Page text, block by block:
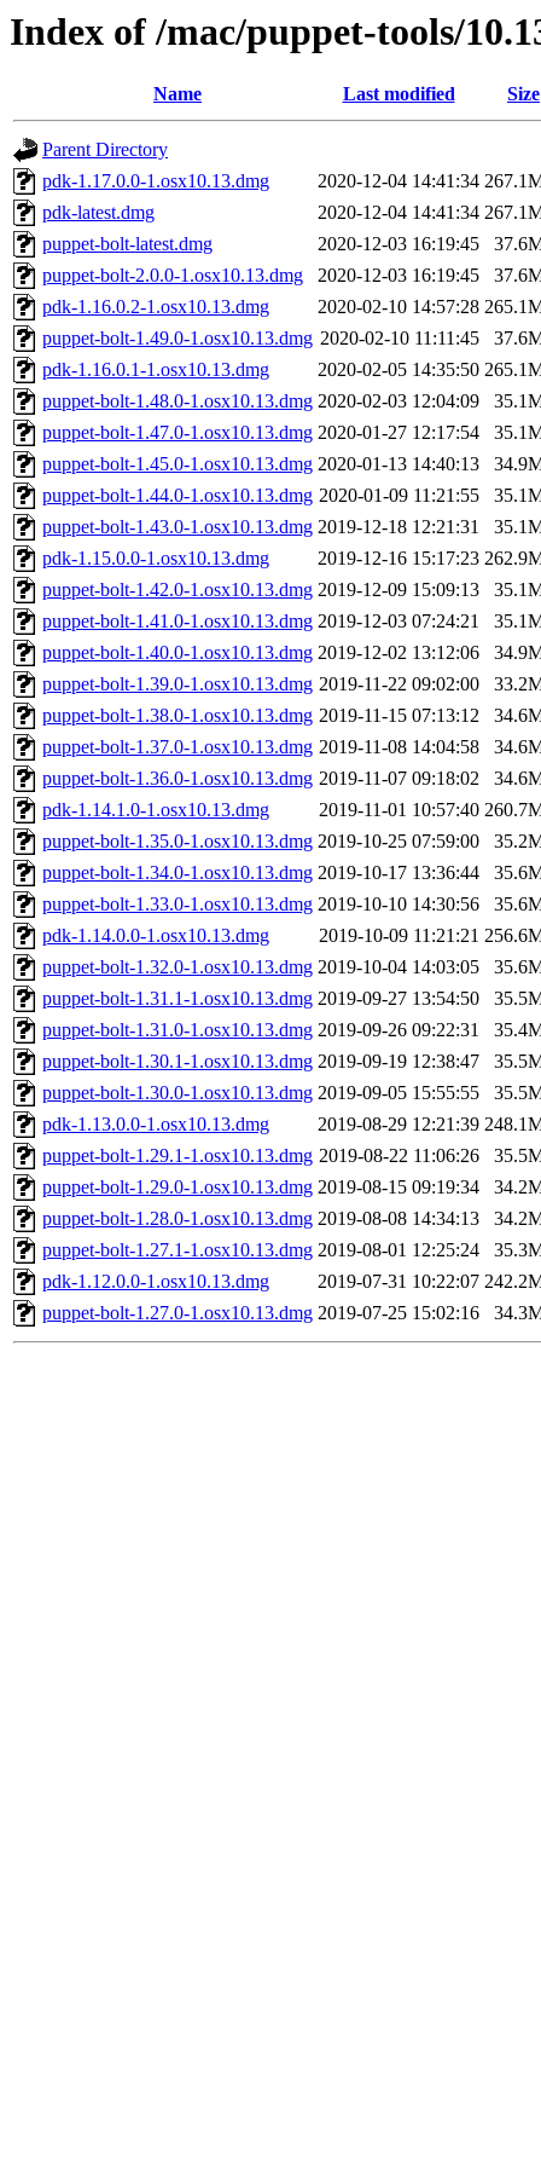
Index of /mac/puppet-tools/
Name Last modified Size
Parent Directory
pdk-1.17.0.0-1.osx10.13.dmg
2020-12-04 14:41:34
pdk-latest.dmg
2020-12-04 14:41:34
puppet-bolt-latest.dmg
2020-12-03 16:19:45
puppet-bolt-2.0.0-1.osx10.13.dmg
2020-12-03 16:19:45
pdk-1.16.0.2-1.osx10.13.dmg
2020-02-10 14:57:28
puppet-bolt-1.49.0-1.osx10.13.dmg 2020-02-10 11:11:45
pdk-1.16.0.1-1.osx10.13.dmg
2020-02-05 14:35:50
puppet-bolt-1.48.0-1.osx10.13.dmg 2020-02-03 12:04:09
puppet-bolt-1.47.0-1.osx10.13.dmg 2020-01-27 12:17:54
puppet-bolt-1.45.0-1.osx10.13.dmg 2020-01-13 14:40:13
puppet-bolt-1.44.0-1.osx10.13.dmg 2020-01-09 11:21:55
puppet-bolt-1.43.0-1.osx10.13.dmg 2019-12-18 12:21:31
pdk-1.15.0.0-1.osx10.13.dmg
2019-12-16 15:17:23
puppet-bolt-1.42.0-1.osx10.13.dmg 2019-12-09 15:09:13
puppet-bolt-1.41.0-1.osx10.13.dmg 2019-12-03 07:24:21
puppet-bolt-1.40.0-1.osx10.13.dmg 2019-12-02 13:12:06
puppet-bolt-1.39.0-1.osx10.13.dmg 2019-11-22 09:02:00
puppet-bolt-1.38.0-1.osx10.13.dmg 2019-11-15 07:13:12
puppet-bolt-1.37.0-1.osx10.13.dmg 2019-11-08 14:04:58
puppet-bolt-1.36.0-1.osx10.13.dmg 2019-11-07 09:18:02
pdk-1.14.1.0-1.osx10.13.dmg
2019-11-01 10:57:40
puppet-bolt-1.35.0-1.osx10.13.dmg 2019-10-25 07:59:00
puppet-bolt-1.34.0-1.osx10.13.dmg 2019-10-17 13:36:44
puppet-bolt-1.33.0-1.osx10.13.dmg 2019-10-10 14:30:56
pdk-1.14.0.0-1.osx10.13.dmg
2019-10-09 11:21:21
puppet-bolt-1.32.0-1.osx10.13.dmg 2019-10-04 14:03:05
puppet-bolt-1.31.1-1.osx10.13.dmg 2019-09-27 13:54:50
puppet-bolt-1.31.0-1.osx10.13.dmg 2019-09-26 09:22:31
puppet-bolt-1.30.1-1.osx10.13.dmg 2019-09-19 12:38:47
puppet-bolt-1.30.0-1.osx10.13.dmg 2019-09-05 15:55:55
pdk-1.13.0.0-1.osx10.13.dmg
2019-08-29 12:21:39
puppet-bolt-1.29.1-1.osx10.13.dmg 2019-08-22 11:06:26
puppet-bolt-1.29.0-1.osx10.13.dmg 2019-08-15 09:19:34
puppet-bolt-1.28.0-1.osx10.13.dmg 2019-08-08 14:34:13
puppet-bolt-1.27.1-1.osx10.13.dmg 2019-08-01 12:25:24
pdk-1.12.0.0-1.osx10.13.dmg
2019-07-31 10:22:07
puppet-bolt-1.27.0-1.osx10.13.dmg 2019-07-25 15:02:16